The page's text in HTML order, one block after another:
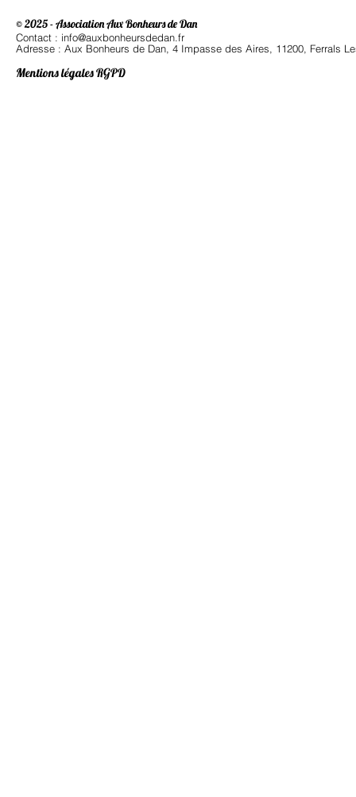
© 2025 - Association Aux Bonheurs de Dan
Contact : info@auxbonheursdedan.fr
Adresse : Aux Bonheurs de Dan, 4 Impasse des Aires, 11200, Ferrals
Mentions légales RGPD